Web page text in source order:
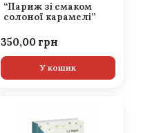
“Париж зі смаком
солоної карамелі”
350,00
У кошик